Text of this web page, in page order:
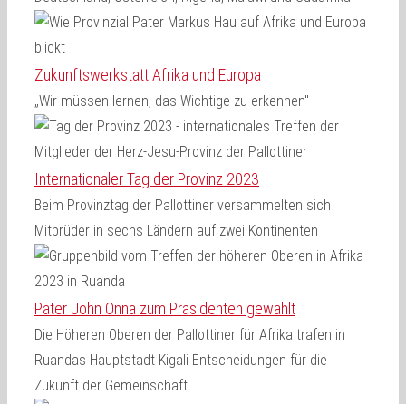
Zukunftswerkstatt Afrika und Europa
„Wir müssen lernen, das Wichtige zu erkennen"
Internationaler Tag der Provinz 2023
Beim Provinztag der Pallottiner versammelten sich
Mitbrüder in sechs Ländern auf zwei Kontinenten
Pater John Onna zum Präsidenten gewählt
Die Höheren Oberen der Pallottiner für Afrika trafen in
Ruandas Hauptstadt Kigali Entscheidungen für die
Zukunft der Gemeinschaft